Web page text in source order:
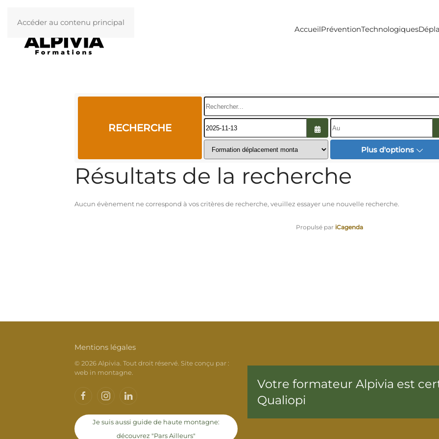
Accéder au contenu principal
AccueilPréventionTechnologiques
RECHERCHE
Rechercher...
Ouvrir le calendrierPlus d'options
Résultats de la recherche
Aucun évènement ne correspond à vos critères de recherche, veuillez essayer une nouvelle recherche.
Propulsé par iCagenda
Mentions légales
© 2026Alpivia. Tout droit réservé. Site conçu par :
web in montagne.
Je suis aussi guide de haute montagne:
découvrez "Pars Ailleurs"
Votre formateur Alpivia est
Qualiopi